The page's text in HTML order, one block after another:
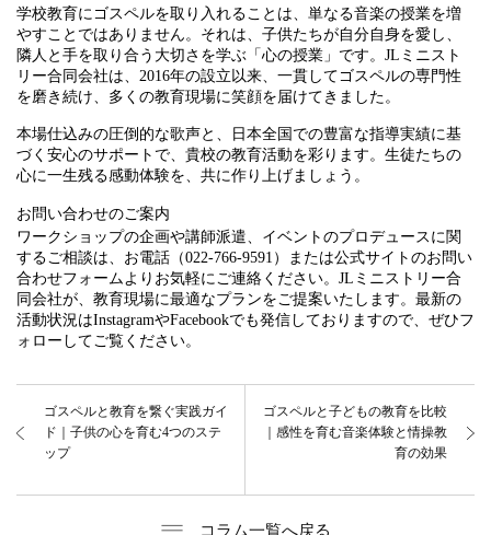
学校教育にゴスペルを取り入れることは、単なる音楽の授業を増
やすことではありません。それは、子供たちが自分自身を愛し、
隣人と手を取り合う大切さを学ぶ「心の授業」です。JLミニスト
リー合同会社は、2016年の設立以来、一貫してゴスペルの専門性
を磨き続け、多くの教育現場に笑顔を届けてきました。
本場仕込みの圧倒的な歌声と、日本全国での豊富な指導実績に基
づく安心のサポートで、貴校の教育活動を彩ります。生徒たちの
心に一生残る感動体験を、共に作り上げましょう。
お問い合わせのご案内
ワークショップの企画や講師派遣、イベントのプロデュースに関
するご相談は、お電話（022-766-9591）または公式サイトのお問い
合わせフォームよりお気軽にご連絡ください。JLミニストリー合
同会社が、教育現場に最適なプランをご提案いたします。最新の
活動状況はInstagramやFacebookでも発信しておりますので、ぜひフ
ォローしてご覧ください。
ゴスペルと教育を繋ぐ実践ガイ
ド｜子供の心を育む4つのステ
ップ
ゴスペルと子どもの教育を比較
｜感性を育む音楽体験と情操教
育の効果
コラム一覧へ戻る